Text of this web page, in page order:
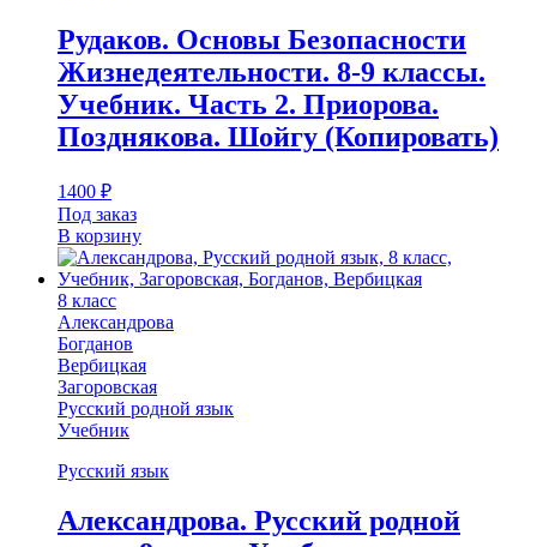
Рудаков. Основы Безопасности
Жизнедеятельности. 8-9 классы.
Учебник. Часть 2. Приорова.
Позднякова. Шойгу (Копировать)
1400 ₽
Под заказ
В корзину
8 класс
Александрова
Богданов
Вербицкая
Загоровская
Русский родной язык
Учебник
Русский язык
Александрова. Русский родной